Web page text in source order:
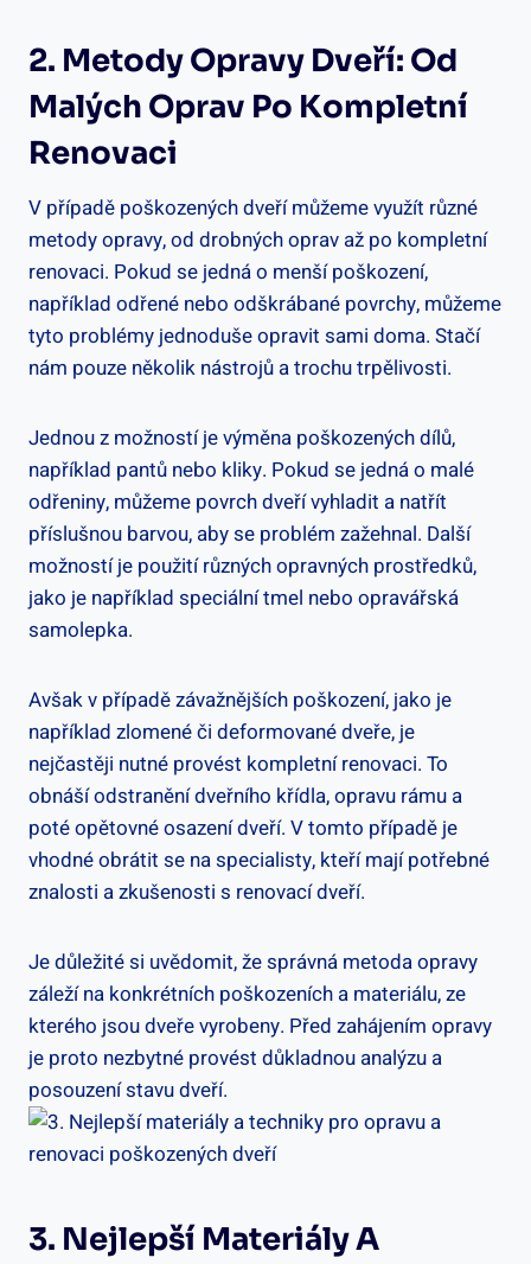
2. Metody Opravy Dveří: Od
Malých Oprav Po Kompletní
Renovaci
V případě poškozených dveří můžeme využít různé
metody opravy, od drobných oprav až po kompletní
renovaci. Pokud se jedná o menší poškození,
například odřené nebo odškrábané povrchy, můžeme
tyto problémy jednoduše opravit sami doma. Stačí
nám pouze několik nástrojů a trochu trpělivosti.
Jednou z možností je výměna poškozených dílů,
například pantů nebo kliky. Pokud se jedná o malé
odřeniny, můžeme povrch dveří vyhladit a natřít
příslušnou barvou, aby se problém zažehnal. Další
možností je použití různých opravných prostředků,
jako je například speciální tmel nebo opravářská
samolepka.
Avšak v případě závažnějších poškození, jako je
například zlomené či deformované dveře, je
nejčastěji nutné provést kompletní renovaci. To
obnáší odstranění dveřního křídla, opravu rámu a
poté opětovné osazení dveří. V tomto případě je
vhodné obrátit se na specialisty, kteří mají potřebné
znalosti a zkušenosti s renovací dveří.
Je důležité si uvědomit, že správná metoda opravy
záleží na konkrétních poškozeních a materiálu, ze
kterého jsou dveře vyrobeny. Před zahájením opravy
je proto nezbytné provést důkladnou analýzu a
posouzení stavu dveří.
3. Nejlepší Materiály A